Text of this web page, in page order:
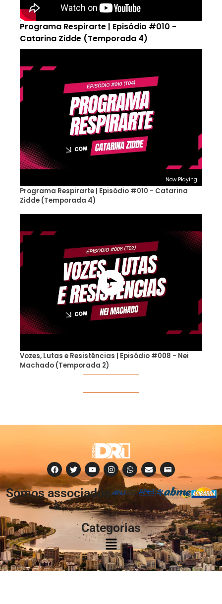
Programa Respirarte | Episódio #010 -
Catarina Zidde (Temporada 4)
Now Playing
Programa Respirarte | Episódio #010 - Catarina
Zidde (Temporada 4)
Vozes, Lutas e Resistências | Episódio #008 - Nei
Machado (Temporada 2)
Somos associados
à:
Categorias